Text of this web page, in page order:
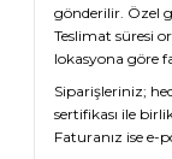
gönderilir. Özel
Teslimat süresi
lokasyona göre
Siparişleriniz;
sertifikası ile
Faturanız ise e-